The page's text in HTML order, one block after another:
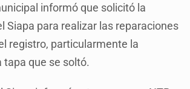
informó que solicitó la
Siapa para realizar las reparaciones
registro, particularmente la
tapa que se soltó.